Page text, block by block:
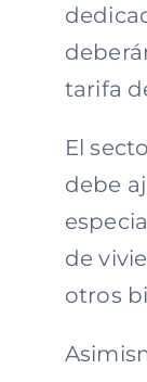
tarifa
El
debe
de
otros